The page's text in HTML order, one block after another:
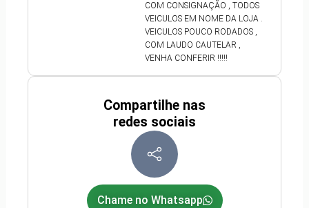
COM CONSIGNAÇÃO , TODOS
VEICULOS EM NOME DA LOJA .
VEICULOS POUCO RODADOS ,
COM LAUDO CAUTELAR ,
VENHA CONFERIR !!!!!
Compartilhe nas
redes sociais
Chame no Whatsapp